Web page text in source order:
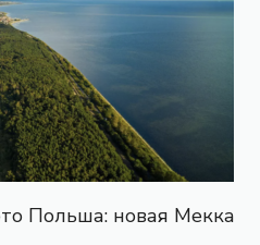
Польша: новая Мекка